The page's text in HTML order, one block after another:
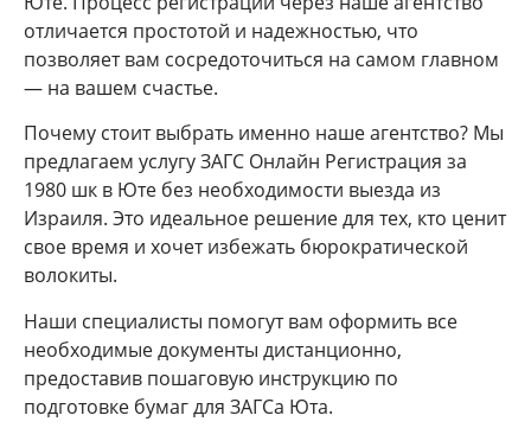
отличается простотой и надежностью, что
позволяет вам сосредоточиться на самом главном
— на вашем счастье.
Почему стоит выбрать именно наше агентство? Мы
предлагаем услугу ЗАГС Онлайн Регистрация за
1980 шк в Юте без необходимости выезда из
Израиля. Это идеальное решение для тех, кто ценит
свое время и хочет избежать бюрократической
волокиты.
Наши специалисты помогут вам оформить все
необходимые документы дистанционно,
предоставив пошаговую инструкцию по
подготовке бумаг для ЗАГСа Юта.